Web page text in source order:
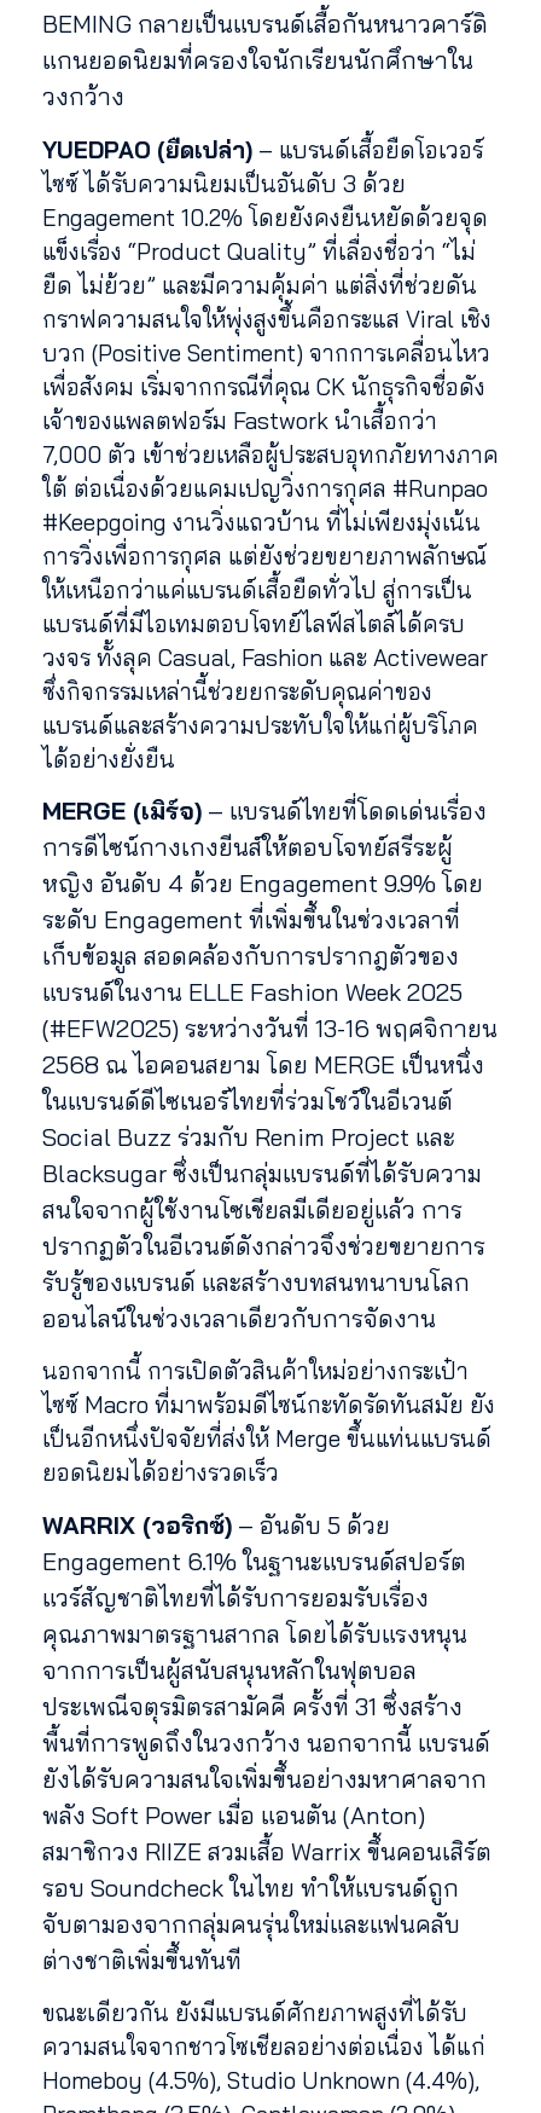
BEMING กลายเป็นแบรนด์เสื้อกันหนาวคาร์ดิ
แกนยอดนิยมที่ครองใจนักเรียนนักศึกษาใน
วงกว้าง
YUEDPAO (ยืดเปล่า) – แบรนด์เสื้อยืดโอเวอร์
ไซซ์ ได้รับความนิยมเป็นอันดับ 3 ด้วย
Engagement 10.2% โดยยังคงยืนหยัดด้วยจุด
แข็งเรื่อง “Product Quality” ที่เลื่องชื่อว่า “ไม่
ยืด ไม่ย้วย” และมีความคุ้มค่า แต่สิ่งที่ช่วยดัน
กราฟความสนใจให้พุ่งสูงขึ้นคือกระแส Viral เชิง
บวก (Positive Sentiment) จากการเคลื่อนไหว
เพื่อสังคม เริ่มจากกรณีที่คุณ CK นักธุรกิจชื่อดัง
เจ้าของแพลตฟอร์ม Fastwork นำเสื้อกว่า
7,000 ตัว เข้าช่วยเหลือผู้ประสบอุทกภัยทางภาค
ใต้ ต่อเนื่องด้วยแคมเปญวิ่งการกุศล #Runpao
#Keepgoing งานวิ่งแถวบ้าน ที่ไม่เพียงมุ่งเน้น
การวิ่งเพื่อการกุศล แต่ยังช่วยขยายภาพลักษณ์
ให้เหนือกว่าแค่แบรนด์เสื้อยืดทั่วไป สู่การเป็น
แบรนด์ที่มีไอเทมตอบโจทย์ไลฟ์สไตล์ได้ครบ
วงจร ทั้งลุค Casual, Fashion และ Activewear
ซึ่งกิจกรรมเหล่านี้ช่วยยกระดับคุณค่าของ
แบรนด์และสร้างความประทับใจให้แก่ผู้บริโภค
ได้อย่างยั่งยืน
MERGE (เมิร์จ) – แบรนด์ไทยที่โดดเด่นเรื่อง
การดีไซน์กางเกงยีนส์ให้ตอบโจทย์สรีระผู้
หญิง อันดับ 4 ด้วย Engagement 9.9% โดย
ระดับ Engagement ที่เพิ่มขึ้นในช่วงเวลาที่
เก็บข้อมูล สอดคล้องกับการปรากฎตัวของ
แบรนด์ในงาน ELLE Fashion Week 2025
(#EFW2025) ระหว่างวันที่ 13-16 พฤศจิกายน
2568 ณ ไอคอนสยาม โดย MERGE เป็นหนึ่ง
ในแบรนด์ดีไซเนอร์ไทยที่ร่วมโชว์ในอีเวนต์
Social Buzz ร่วมกับ Renim Project และ
Blacksugar ซึ่งเป็นกลุ่มแบรนด์ที่ได้รับความ
สนใจจากผู้ใช้งานโซเชียลมีเดียอยู่แล้ว การ
ปรากฏตัวในอีเวนต์ดังกล่าวจึงช่วยขยายการ
รับรู้ของแบรนด์ และสร้างบทสนทนาบนโลก
ออนไลน์ในช่วงเวลาเดียวกับการจัดงาน
นอกจากนี้ การเปิดตัวสินค้าใหม่อย่างกระเป๋า
ไซซ์ Macro ที่มาพร้อมดีไซน์กะทัดรัดทันสมัย ยัง
เป็นอีกหนึ่งปัจจัยที่ส่งให้ Merge ขึ้นแท่นแบรนด์
ยอดนิยมได้อย่างรวดเร็ว
WARRIX (วอริกซ์) – อันดับ 5 ด้วย
Engagement 6.1% ในฐานะแบรนด์สปอร์ต
แวร์สัญชาติไทยที่ได้รับการยอมรับเรื่อง
คุณภาพมาตรฐานสากล โดยได้รับแรงหนุน
จากการเป็นผู้สนับสนุนหลักในฟุตบอล
ประเพณีจตุรมิตรสามัคคี ครั้งที่ 31 ซึ่งสร้าง
พื้นที่การพูดถึงในวงกว้าง นอกจากนี้ แบรนด์
ยังได้รับความสนใจเพิ่มขึ้นอย่างมหาศาลจาก
พลัง Soft Power เมื่อ แอนตัน (Anton)
สมาชิกวง RIIZE สวมเสื้อ Warrix ขึ้นคอนเสิร์ต
รอบ Soundcheck ในไทย ทำให้แบรนด์ถูก
จับตามองจากกลุ่มคนรุ่นใหม่และแฟนคลับ
ต่างชาติเพิ่มขึ้นทันที
ขณะเดียวกัน ยังมีแบรนด์ศักยภาพสูงที่ได้รับ
ความสนใจจากชาวโซเชียลอย่างต่อเนื่อง ได้แก่
Homeboy (4.5%), Studio Unknown (4.4%),